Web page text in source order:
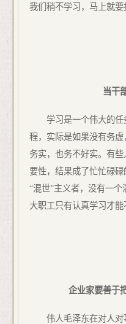
我们稍不学习，马上就要
当干
学习是一个伟大的
程，实际是如果没有务
务实，也务不好实。有
要性，结果成了忙忙碌
“混世”主义者，没有一
大职工只有认真学习才能
企业家要善于
伟人毛泽东在对人